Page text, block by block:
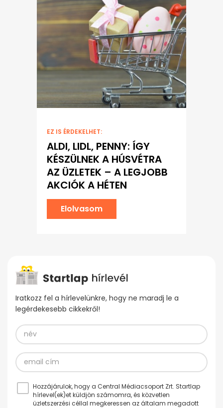
EZ IS ÉRDEKELHET:
ALDI, LIDL, PENNY: ÍGY
KÉSZÜLNEK A HÚSVÉTRA
AZ ÜZLETEK – A LEGJOBB
AKCIÓK A HÉTEN
Elolvasom
Iratkozz fel a hírlevelünkre, hogy ne maradj le a
legérdekesebb cikkekről!
Hozzájárulok, hogy a Central Médiacsoport Zrt. Startlap
hírlevel(ek)et küldjön számomra, és közvetlen
üzletszerzési céllal megkeressen az általam megadott